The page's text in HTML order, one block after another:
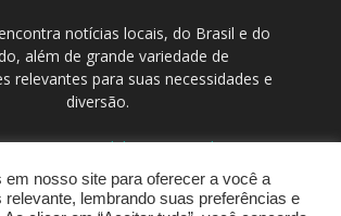
notícias locais, do Brasil e do
além de grande variedade de
relevantes para suas necessidades e
diversão.
contato@odebateon.com.br /
comercia@odebateon.com.br
nosso site para oferecer a você a
relevante, lembrando suas preferências e